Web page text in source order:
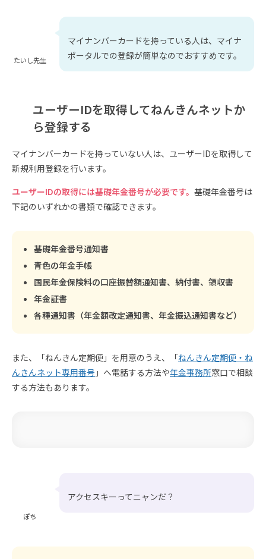
たいし先生
マイナンバーカードを持っている人は、マイナ
ポータルでの登録が簡単なのでおすすめです。
ユーザーIDを取得してねんきんネットか
ら登録する
マイナンバーカードを持っていない人は、ユーザーIDを取得して
新規利用登録を行います。
ユーザーIDの取得には基礎年金番号が必要です。 基礎年金番号は
下記のいずれかの書類で確認できます。
基礎年金番号通知書
青色の年金手帳
国民年金保険料の口座振替額通知書、納付書、領収書
年金証書
各種通知書（年金額改定通知書、年金振込通知書など）
また、「ねんきん定期便」を用意のうえ、「ねんきん定期便・ね
んきんネット専用番号 」へ電話する方法や年金事務所窓口で相談
する方法もあります。
ぽち
アクセスキーってニャンだ？